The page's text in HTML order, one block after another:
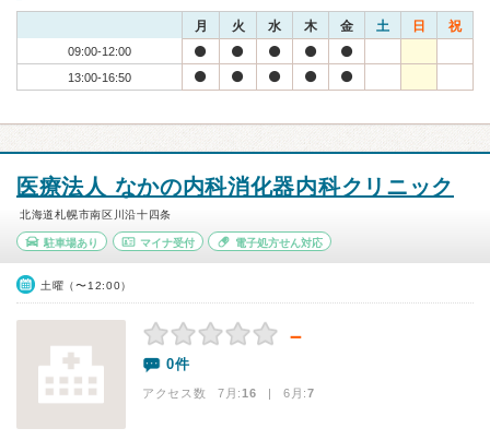
月 火 水 木 金 土 日 祝
09:00-12:00
13:00-16:50
医療法人 なかの内科消化器内科クリニック
北海道札幌市南区川沿十四条
駐車場あり マイナ受付 電子処方せん対応
土曜（〜12:00）
－
0件
アクセス数 7月:16 | 6月:7